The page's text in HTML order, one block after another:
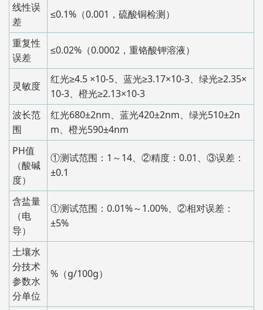
线性误
差
≤0.1%（0.001，硫酸铜检测）
重复性
误差
≤0.02%（0.0002，重铬酸钾溶液）
灵敏度
红光≥4.5 ×10-5、蓝光≥3.17×10-3、绿光≥2.35×
10-3、橙光≥2.13×10-3
波长范
围
红光680±2nm、蓝光420±2nm、绿光510±2n
m、橙光590±4nm
PH值
（酸碱
度）
①测试范围：1～14、②精度：0.01、③误差：
±0.1
含盐量
（电
导）
①测试范围：0.01%～1.00%、②相对误差：
±5%
土壤水
分技术
参数水
分单位
%（g/100g）